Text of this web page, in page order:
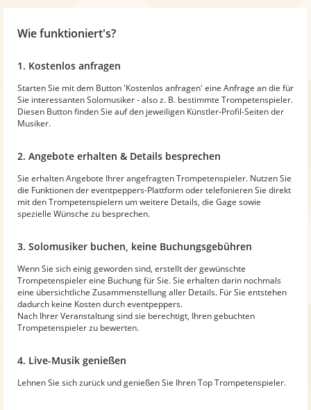
Wie funktioniert's?
1. Kostenlos anfragen
Starten Sie mit dem Button 'Kostenlos anfragen' eine Anfrage an die für
Sie interessanten Solomusiker - also z. B. bestimmte Trompetenspieler.
Diesen Button finden Sie auf den jeweiligen Künstler-Profil-Seiten der
Musiker.
2. Angebote erhalten & Details besprechen
Sie erhalten Angebote Ihrer angefragten Trompetenspieler. Nutzen Sie
die Funktionen der eventpeppers-Plattform oder telefonieren Sie direkt
mit den Trompetenspielern um weitere Details, die Gage sowie
spezielle Wünsche zu besprechen.
3. Solomusiker buchen, keine Buchungsgebühren
Wenn Sie sich einig geworden sind, erstellt der gewünschte
Trompetenspieler eine Buchung für Sie. Sie erhalten darin nochmals
eine übersichtliche Zusammenstellung aller Details. Für Sie entstehen
dadurch keine Kosten durch eventpeppers.
Nach Ihrer Veranstaltung sind sie berechtigt, Ihren gebuchten
Trompetenspieler zu bewerten.
4. Live-Musik genießen
Lehnen Sie sich zurück und genießen Sie Ihren Top Trompetenspieler.